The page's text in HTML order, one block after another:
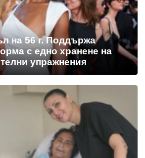
на 56 г. Поддържа
с едно хранене на
упражнения